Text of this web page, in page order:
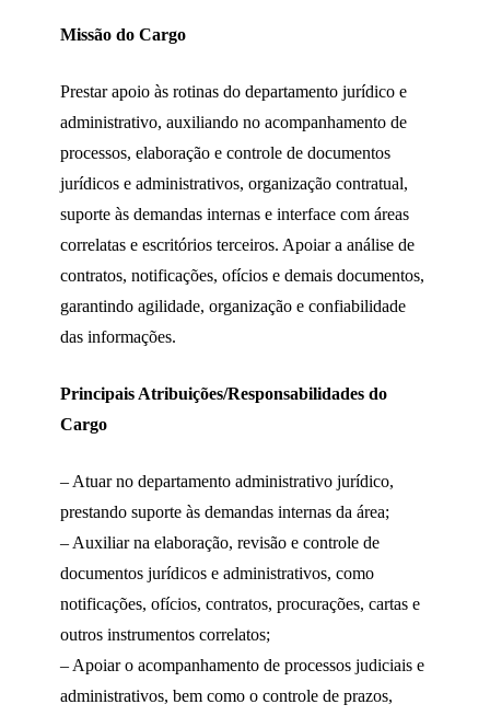
Missão do Cargo
Prestar apoio às rotinas do departamento jurídico e
administrativo, auxiliando no acompanhamento de
processos, elaboração e controle de documentos
jurídicos e administrativos, organização contratual,
suporte às demandas internas e interface com áreas
correlatas e escritórios terceiros. Apoiar a análise de
contratos, notificações, ofícios e demais documentos,
garantindo agilidade, organização e confiabilidade
das informações.
Principais Atribuições/Responsabilidades do
Cargo
– Atuar no departamento administrativo jurídico,
prestando suporte às demandas internas da área;
– Auxiliar na elaboração, revisão e controle de
documentos jurídicos e administrativos, como
notificações, ofícios, contratos, procurações, cartas e
outros instrumentos correlatos;
– Apoiar o acompanhamento de processos judiciais e
administrativos, bem como o controle de prazos,